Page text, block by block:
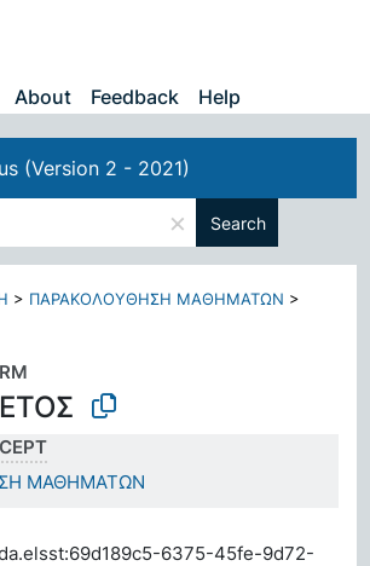
About Feedback Help
(Version 2 - 2021)
× Search
> ΠΑΡΑΚΟΛΟΥΘΗΣΗ ΜΑΘΗΜΑΤΩΝ >
ΜΑΘΗΜΑΤΩΝ
6375-45fe-9d72-